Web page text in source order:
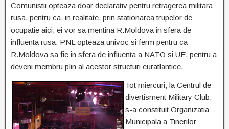
Comunistii opteaza doar declarativ pentru retragerea militara
rusa, pentru ca, in realitate, prin stationarea trupelor de
ocupatie aici, ei vor sa mentina R.Moldova in sfera de
influenta rusa. PNL opteaza univoc si ferm pentru ca
R.Moldova sa fie in sfera de influenta a NATO si UE, pentru a
deveni membru plin al acestor structuri euratlantice.
Tot miercuri, la Centrul de
divertisment Military Club,
s-a constituit Organizatia
Municipala a Tinerilor